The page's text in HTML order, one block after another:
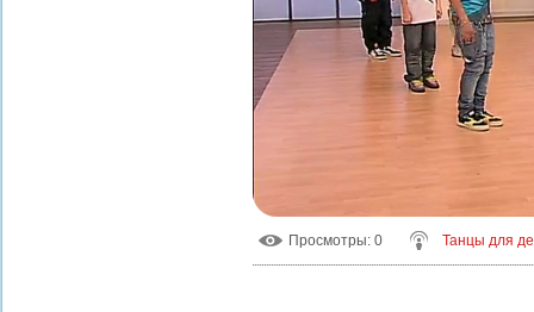
Просмотры: 0 Танцы для